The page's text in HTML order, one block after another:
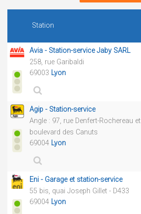
Station
Avia - Station-service Jaby SARL
258, rue Garibaldi
69003 Lyon
Agip - Station-service
Angle : 97, rue Denfert-Rochereau et
boulevard des Canuts
69004 Lyon
Eni - Garage et station-service
55 bis, quai Joseph Gillet - D433
69004 Lyon